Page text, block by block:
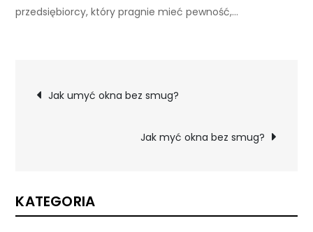
przedsiębiorcy, który pragnie mieć pewność,…
Nawigacja
Jak umyć okna bez smug?
Jak myć okna bez smug?
KATEGORIA